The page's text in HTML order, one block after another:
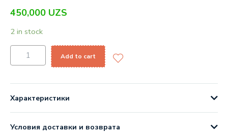
450,000 UZS
2 in stock
Add to cart
Характеристики
Условия доставки и возврата